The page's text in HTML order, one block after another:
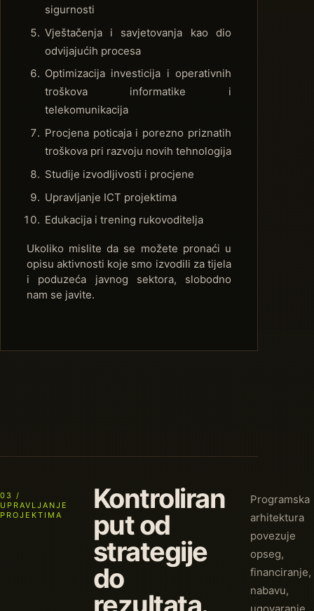
sigurnosti
Vještačenja i savjetovanja kao dio
odvijajućih procesa
Optimizacija investicija i operativnih
troškova informatike i
telekomunikacija
Procjena poticaja i porezno priznatih
troškova pri razvoju novih tehnologija
Studije izvodljivosti i procjene
Upravljanje ICT projektima
Edukacija i trening rukovoditelja
Ukoliko mislite da se možete pronaći u
opisu aktivnosti koje smo izvodili za tijela
i poduzeća javnog sektora, slobodno
nam se javite.
03 /
UPRAVLJANJE
PROJEKTIMA
Kontroliran
put od
strategije
do
Programska
arhitektura
povezuje
opseg,
financiranje,
nabavu,